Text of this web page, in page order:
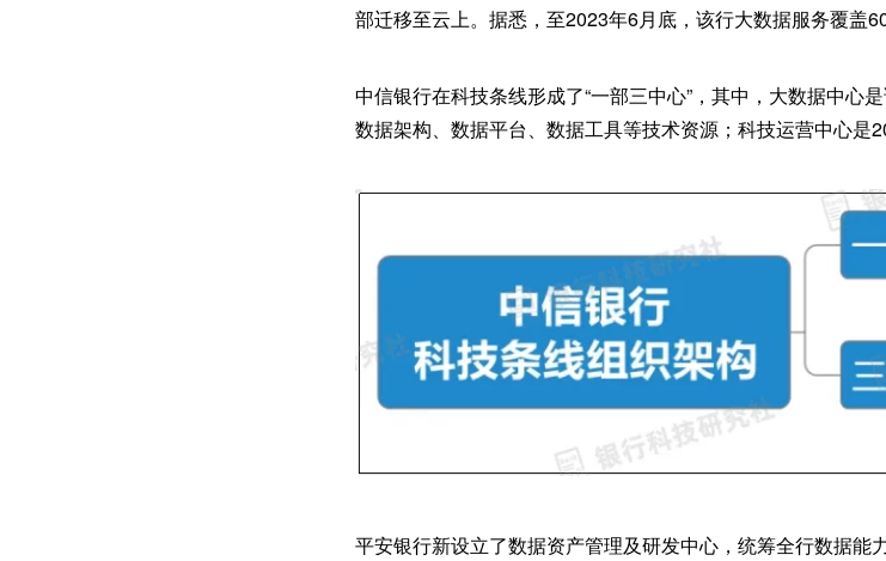
部迁移至云上。据悉，至2023年6月底，该行大数据服务覆盖
中信银行在科技条线形成了“一部三中心”，其中，大数据中心
数据架构、数据平台、数据工具等技术资源；科技运营中心是
平安银行新设立了数据资产管理及研发中心，统筹全行数据能